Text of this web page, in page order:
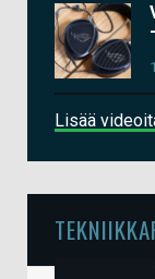
Lisää